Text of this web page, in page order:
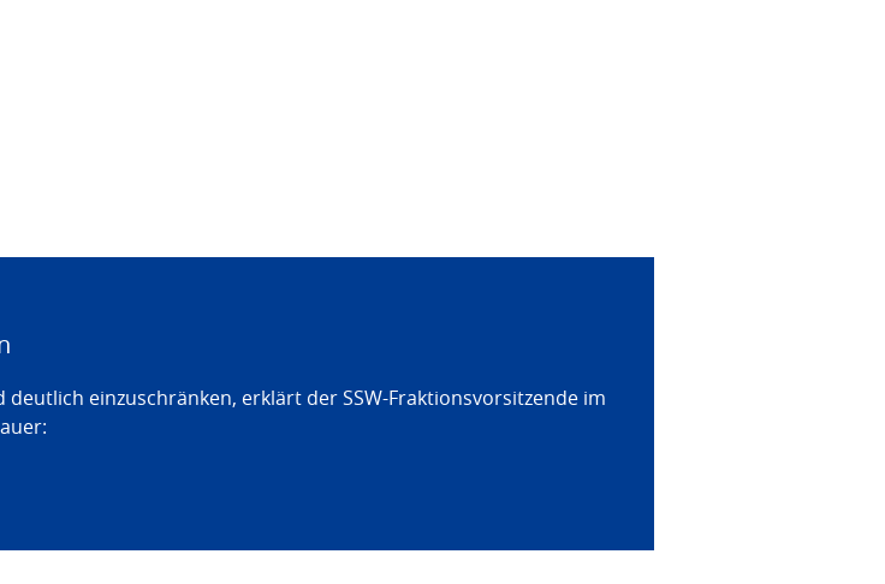
einzuschränken, erklärt der SSW-Fraktionsvorsitzende im